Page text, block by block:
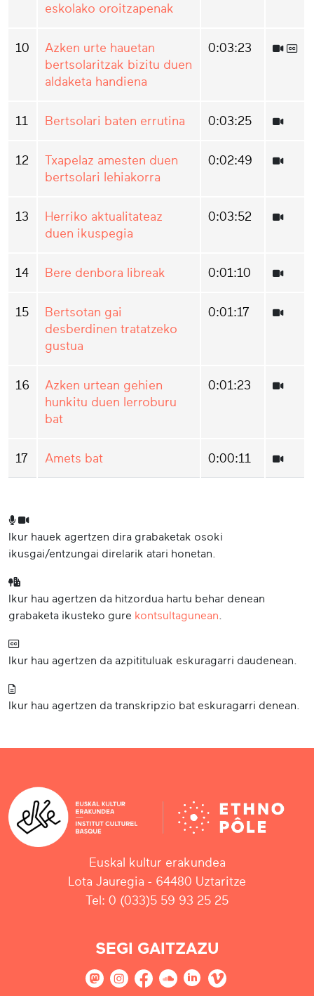
eskolako oroitzapenak
10
Azken urte hauetan
bertsolaritzak bizitu duen
aldaketa handiena
0:03:23
11 Bertsolari baten errutina 0:03:25
12
Txapelaz amesten duen
bertsolari lehiakorra
0:02:49
13
Herriko aktualitateaz
duen ikuspegia
0:03:52
14 Bere denbora libreak 0:01:10
15
Bertsotan gai
desberdinen tratatzeko
gustua
0:01:17
16
Azken urtean gehien
hunkitu duen lerroburu
bat
0:01:23
17 Amets bat 0:00:11
Ikur hauek agertzen dira grabaketak osoki
ikusgai/entzungai direlarik atari honetan.
Ikur hau agertzen da hitzordua hartu behar denean
grabaketa ikusteko gure kontsultagunean
Ikur hau agertzen da azpitituluak eskuragarri daudenean.
Ikur hau agertzen da transkripzio bat eskuragarri denean.
Euskal kultur erakundea
Lota Jauregia - 64480 Uztaritze
Tel: 0 (033)5 59 93 25 25
SEGI GAITZAZU